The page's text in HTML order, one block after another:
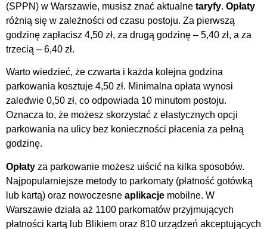
(SPPN) w Warszawie, musisz znać aktualne taryfy. Opłaty
różnią się w zależności od czasu postoju. Za pierwszą
godzinę zapłacisz 4,50 zł, za drugą godzinę – 5,40 zł, a za
trzecią – 6,40 zł.
Warto wiedzieć, że czwarta i każda kolejna godzina
parkowania kosztuje 4,50 zł. Minimalna opłata wynosi
zaledwie 0,50 zł, co odpowiada 10 minutom postoju.
Oznacza to, że możesz skorzystać z elastycznych opcji
parkowania na ulicy bez konieczności płacenia za pełną
godzinę.
Opłaty za parkowanie możesz uiścić na kilka sposobów.
Najpopularniejsze metody to parkomaty (płatność gotówką
lub kartą) oraz nowoczesne aplikacje mobilne. W
Warszawie działa aż 1100 parkomatów przyjmujących
płatności kartą lub Blikiem oraz 810 urządzeń akceptujących